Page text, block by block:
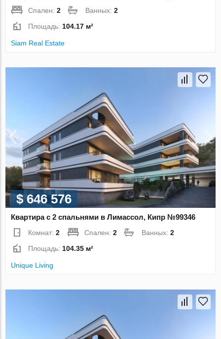
Спален:2 Ванных:2
Площадь:104.17 м²
Siam Real Estate
$ 646 576
Квартира с 2 спальнями в Лимассол, Кипр №99346
Комнат:2 Спален:2 Ванных:2
Площадь: 104.35 м²
Unique Living